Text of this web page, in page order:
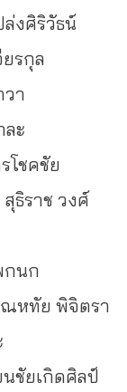
งศิริวัธน์
รกุล
า
ะ
โชคชัย
ธิราช วงศ์
กนก
หทัย พิจิตรา
ชัยเกิดศิลป์